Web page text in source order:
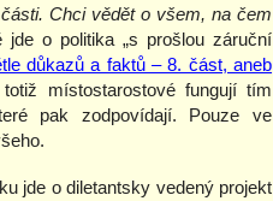
Chci vědět o všem, na čem
o politika „s prošlou záruční
důkazů a faktů – 8. část, aneb
místostarostové fungují tím
pak zodpovídají. Pouze ve
jde o diletantsky vedený projekt